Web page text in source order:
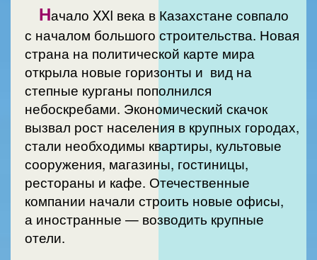
Начало XXI века в Казахстане совпало
с началом большого строительства. Новая
страна на политической карте мира
открыла новые горизонты и вид на
степные курганы пополнился
небоскребами. Экономический скачок
вызвал рост населения в крупных городах,
стали необходимы квартиры, культовые
сооружения, магазины, гостиницы,
рестораны и кафе. Отечественные
компании начали строить новые офисы,
а иностранные — возводить крупные
отели.